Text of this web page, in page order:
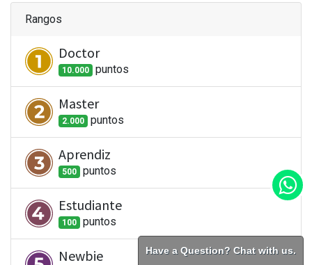
Rangos
Doctor
10.000 puntos
Master
2.000 puntos
Aprendiz
500 puntos
Estudiante
100 puntos
Newbie Have a Question? Chat with us.